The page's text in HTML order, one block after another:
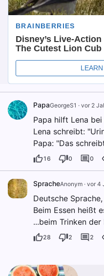
PapaGeorgeS1 · vor 2
Papa hilft Lena
Lena schreibt:
Papa: "Das
16 0 0
SpracheAnonym · vor 4
Deutsche
Beim Essen heißt
...beim Trinken der
28 2 2